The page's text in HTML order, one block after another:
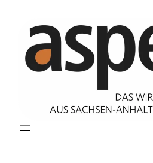
Inhalt
springen